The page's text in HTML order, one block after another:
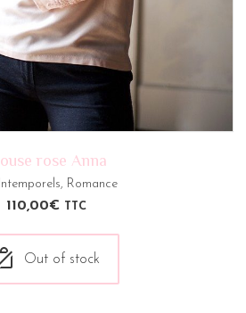
rose Anna
, Romance
110,00€ TTC
Out of stock